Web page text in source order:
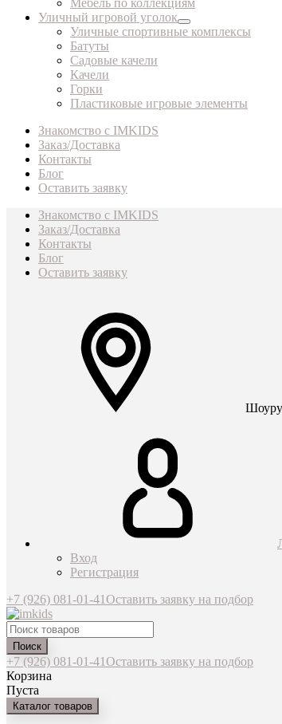
Мебель по коллекциям
Уличный игровой уголок
Уличные спортивные комплексы
Батуты
Садовые качели
Качели
Горки
Пластиковые игровые элементы
Знакомство с IMKIDS
Заказ/Доставка
Контакты
Блог
Оставить заявку
Знакомство с IMKIDS
Заказ/Доставка
Контакты
Блог
Оставить заявку
Вход
Регистрация
+7 (926) 081-01-41Оставить заявку на подбор
Поиск
+7 (926) 081-01-41Оставить заявку на подбор
Корзина
Пуста
Каталог товаров